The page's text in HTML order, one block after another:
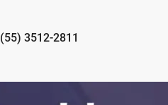
(55) 3512-2811